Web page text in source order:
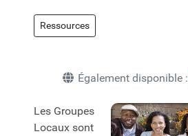
Ressources
Également disponible :
Les Groupes
Locaux sont